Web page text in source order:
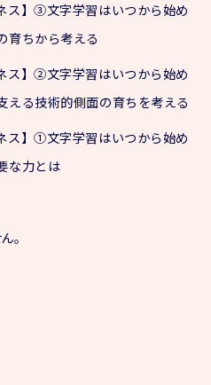
ス】③文字学習はいつから始め
育ちから考える
ス】②文字学習はいつから始め
える技術的側面の育ちを考える
ス】①文字学習はいつから始め
な力とは
。